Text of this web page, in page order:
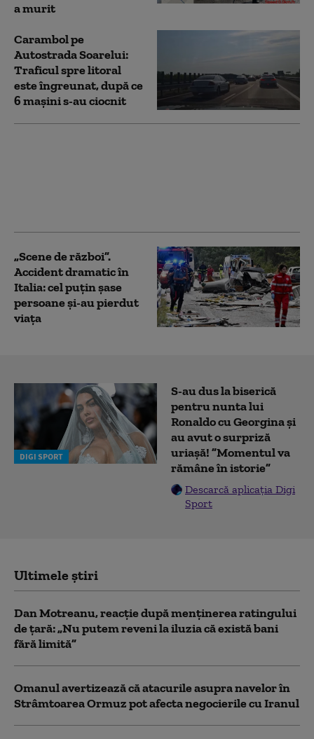
a murit
Carambol pe
Autostrada Soarelui:
Traficul spre litoral
este îngreunat, după ce
6 mașini s-au ciocnit
„Scene de război”.
Accident dramatic în
Italia: cel puțin șase
persoane și-au pierdut
viața
DIGI SPORT
S-au dus la biserică
pentru nunta lui
Ronaldo cu Georgina și
au avut o surpriză
uriașă! ”Momentul va
rămâne în istorie”
Descarcă aplicația Digi
Sport
Ultimele știri
Dan Motreanu, reacție după menținerea ratingului
de țară: „Nu putem reveni la iluzia că există bani
fără limită”
Omanul avertizează că atacurile asupra navelor în
Strâmtoarea Ormuz pot afecta negocierile cu Iranul